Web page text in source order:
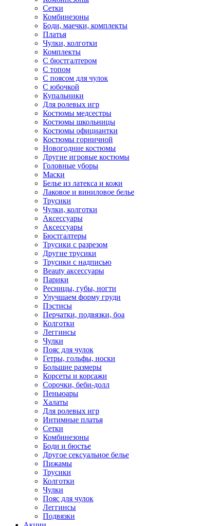
Сетки
Комбинезоны
Боди, маечки, комплекты
Платья
Чулки, колготки
Комплекты
С бюстгалтером
С топом
С поясом для чулок
С юбочкой
Купальники
Для ролевых игр
Костюмы медсестры
Костюмы школьницы
Костюмы официантки
Костюмы горничной
Новогодние костюмы
Другие игровые костюмы
Головные уборы
Маски
Белье из латекса и кожи
Лаковое и виниловое белье
Трусики
Чулки, колготки
Аксессуары
Аксессуары
Бюстгалтеры
Трусики с разрезом
Другие трусики
Трусики с надписью
Beauty аксессуары
Парики
Ресницы, губы, ногти
Улучшаем форму груди
Пэстисы
Перчатки, подвязки, боа
Колготки
Леггинсы
Чулки
Пояс для чулок
Гетры, гольфы, носки
Большие размеры
Корсеты и корсажи
Сорочки, беби-долл
Пеньюары
Халаты
Для ролевых игр
Интимные платья
Сетки
Комбинезоны
Боди и бюстье
Другое сексуальное белье
Пижамы
Трусики
Колготки
Чулки
Пояс для чулок
Леггинсы
Подвязки